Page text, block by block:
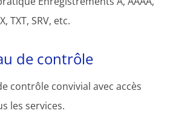
TXT, SRV, etc.
de contrôle
contrôle convivial avec accès
les services.